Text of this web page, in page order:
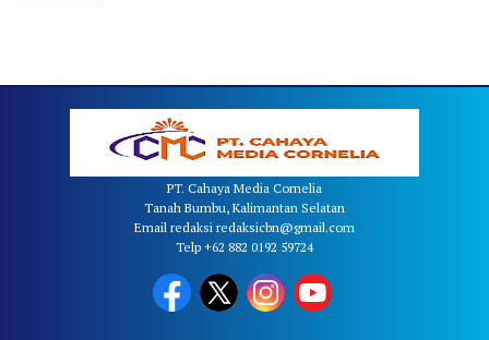
PT. Cahaya Media Cornelia
Tanah Bumbu, Kalimantan Selatan
Email redaksi redaksicbn@gmail.com
Telp +62 882 0192 59724